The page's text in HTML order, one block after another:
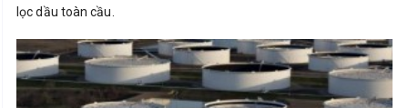
lọc dầu toàn cầu.